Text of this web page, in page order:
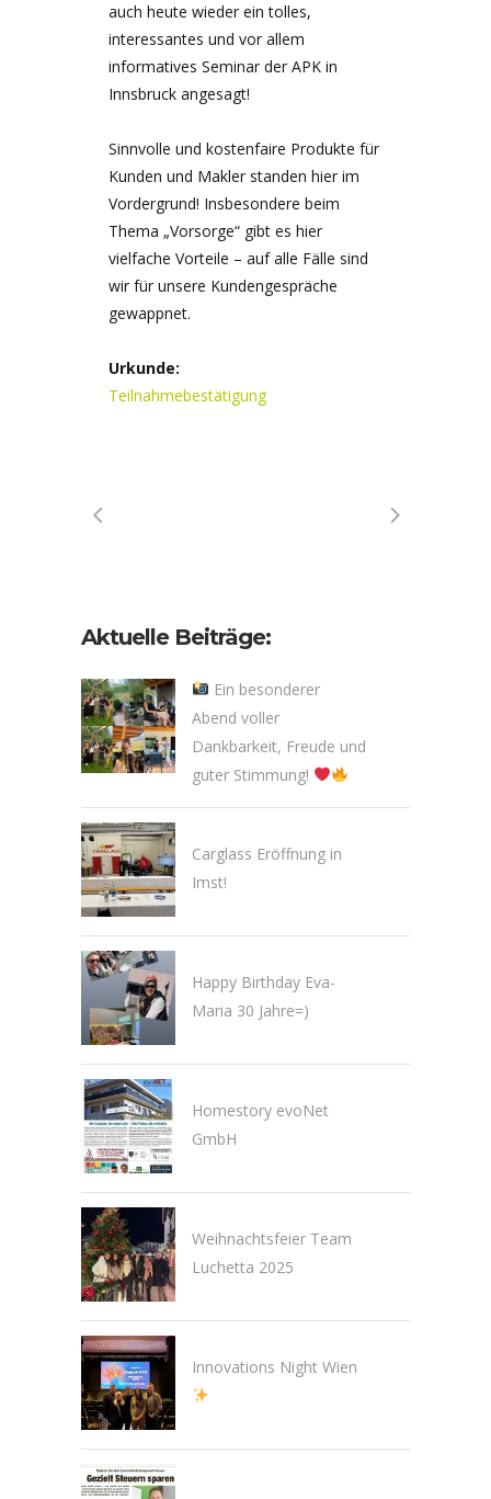
auch heute wieder ein tolles,
interessantes und vor allem
informatives Seminar der APK in
Innsbruck angesagt!
Sinnvolle und kostenfaire Produkte für
Kunden und Makler standen hier im
Vordergrund! Insbesondere beim
Thema „Vorsorge“ gibt es hier
vielfache Vorteile – auf alle Fälle sind
wir für unsere Kundengespräche
gewappnet.
Urkunde:
Teilnahmebestätigung
Aktuelle Beiträge:
Ein besonderer
Abend voller
Dankbarkeit, Freude und
guter Stimmung!
Carglass Eröffnung in
Imst!
Happy Birthday Eva-
Maria 30 Jahre=)
Homestory evoNet
GmbH
Weihnachtsfeier Team
Luchetta 2025
Innovations Night Wien